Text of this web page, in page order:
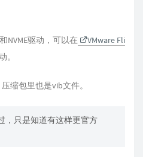
NVME驱动，可以在
VMware Fli
。
缩包里也是vib文件。
，只是知道有这样更官方